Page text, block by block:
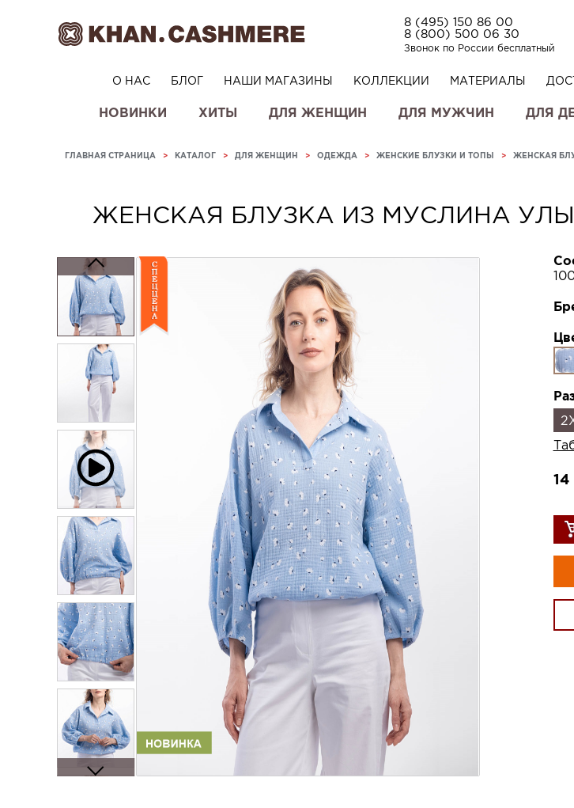
8 (495) 150 86 00
8 (800) 500 06 30
Звонок по России бесплатный
О НАС БЛОГ НАШИ МАГАЗИНЫ КОЛЛЕКЦИИ МАТЕРИАЛЫ
НОВИНКИ ХИТЫ ДЛЯ ЖЕНЩИН ДЛЯ МУЖЧИН ДЛЯ
ГЛАВНАЯ СТРАНИЦА > КАТАЛОГ > ДЛЯ ЖЕНЩИН > ОДЕЖДА > ЖЕНСКИЕ БЛУЗКИ И ТОПЫ > ЖЕНСКАЯ
ЖЕНСКАЯ БЛУЗКА ИЗ МУСЛИНА
14